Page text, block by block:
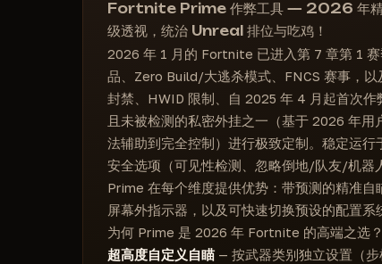
全局设置覆盖
触发区域扩展（0–100%）
磁力瞄准器辅助瞄准
速度调整（0–100%）
团队筛选
跳过队友
最大玩家距离（10-300米）
穿透掩体的距离（0-200米）
队伍指示器
平台图标
安全区可视化
安全区阶段显示
可自定义安全区颜色
最大绘制距离（0–150 米）
载具透视
物品稀有度筛选：
Fortnite Prime 作弊工具 — 2026 年精英
级透视，统治 Unreal 排位与吃鸡！
2026 年 1 月的 Fortnite 已进入第 7 章第 1
品、Zero Build/大逃杀模式、FNCS 赛事，
封禁、HWID 限制、自 2025 年 4 月起首次
且未被检测的私密外挂之一（基于 2026 年
法辅助到完全控制）进行极致定制。稳定运
安全选项（可见性检测、忽略倒地/队友/机器
Prime 在每个维度提供优势：带预测的精准
屏幕外指示器，以及可快速切换预设的配置系
为何 Prime 是 2026 年 Fortnite 的高端之选？
超高度自定义自瞄— 按武器类别独立设置（